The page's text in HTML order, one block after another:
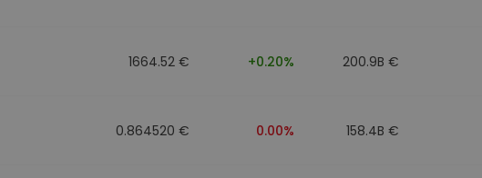
1664.52 € +0.20% 200.9B €
0.864520 € 0.00% 158.4B €